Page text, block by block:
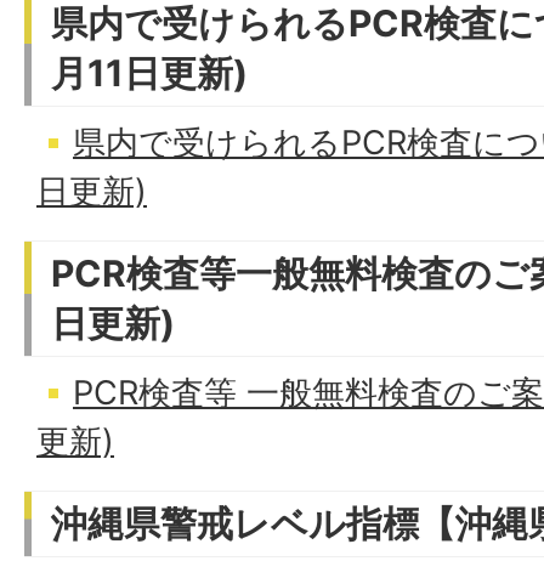
県内で受けられるPCR検査
月11日更新)
県内で受けられるPCR検査に
日更新)
PCR検査等一般無料検査の
日更新)
PCR検査等 一般無料検査のご
更新)
沖縄県警戒レベル指標【沖縄